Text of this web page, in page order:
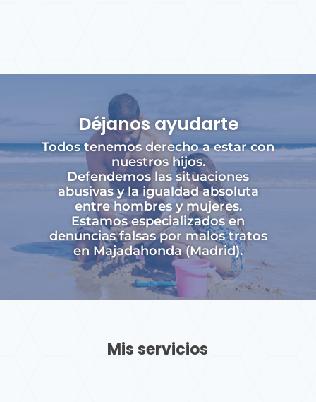
Déjanos ayudarte
Todos tenemos derecho a estar con
nuestros hijos.
Defendemos las situaciones
abusivas y la igualdad absoluta
entre hombres y mujeres.
Estamos especializados en
denuncias falsas por malos tratos
en Majadahonda (Madrid).
Mis servicios